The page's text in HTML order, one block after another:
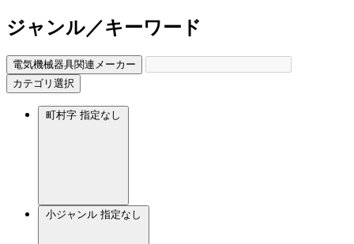
ジャンル／キーワード
電気機械器具関連メーカー
カテゴリ選択
町村字 指定なし
小ジャンル 指定なし